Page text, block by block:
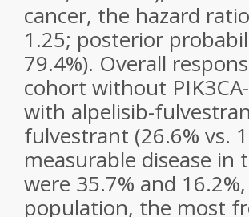
cancer, the hazard
1.25; posterior
79.4%). Overall
cohort without PIK3CA
with alpelisib-
fulvestrant (26.6% vs.
measurable disease
were 35.7% and
population, the most